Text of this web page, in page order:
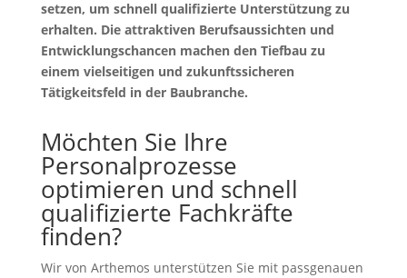
setzen, um schnell qualifizierte Unterstützung zu
erhalten. Die attraktiven Berufsaussichten und
Entwicklungschancen machen den Tiefbau zu
einem vielseitigen und zukunftssicheren
Tätigkeitsfeld in der Baubranche.
Möchten Sie Ihre
Personalprozesse
optimieren und schnell
qualifizierte Fachkräfte
finden?
Wir von Arthemos unterstützen Sie mit passgenauen